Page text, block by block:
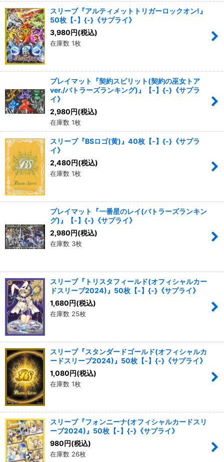
スリーブ『アルティメットトリガーロックオン!』
50枚【-】{-}《サプライ》
3,980円(税込)
在庫数 1枚
プレイマット『契約スピリット(契約の巫女トア
ver./バトラーズランキング)』【-】{-}《サプラ
イ》
2,980円(税込)
在庫数 1枚
スリーブ『BSロゴ(黄)』40枚【-】{-}《サプラ
イ》
2,480円(税込)
在庫数 1枚
プレイマット『一番星のレイ(バトラーズランキン
グ)』【-】{-}《サプライ》
2,980円(税込)
在庫数 3枚
スリーブ『トリスタフィールド(オフィシャルカー
ドスリーブ2024)』50枚【-】{-}《サプライ》
1,680円(税込)
在庫数 25枚
スリーブ『スタンダードゴールド(オフィシャルカ
ードスリーブ2024)』50枚【-】{-}《サプライ》
1,080円(税込)
在庫数 1枚
スリーブ『フォンニーナ(オフィシャルカードスリ
ーブ2024)』50枚【-】{-}《サプライ》
980円(税込)
在庫数 26枚